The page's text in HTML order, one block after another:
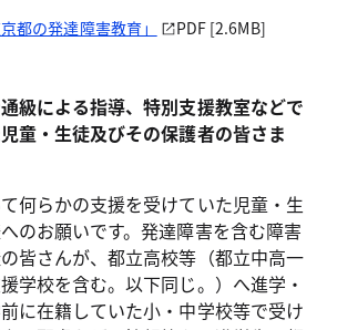
京都の発達障害教育」 PDF [2.6MB]
通級による指導、特別支援教室などで
童・生徒及びその保護者の皆さま
何らかの支援を受けていた児童・生
のお願いです。発達障害を含む障害
皆さんが、都立高校等（都立中高一
学校を含む。以下同じ。）へ進学・
に在籍していた小・中学校等で受け